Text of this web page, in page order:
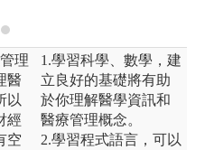
理
醫
以
經
空
1.學習科學、數學，建
立良好的基礎將有助
於你理解醫學資訊和
醫療管理概念。
2.學習程式語言，可以